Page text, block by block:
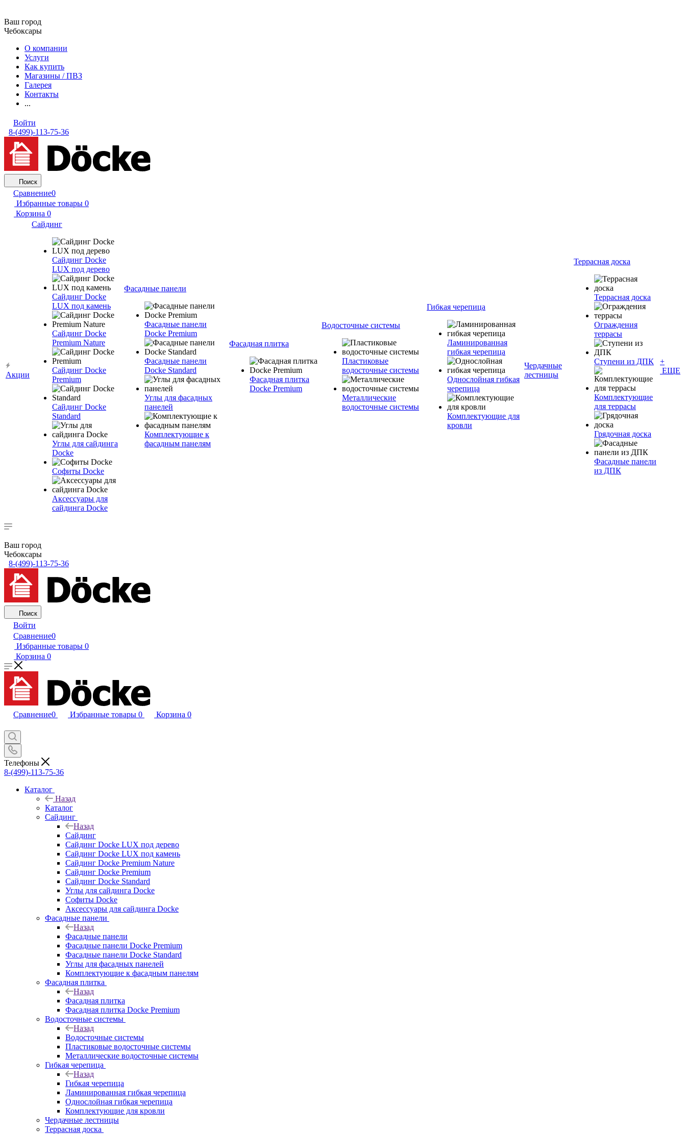
Ваш город
Чебоксары
О компании
Услуги
Как купить
Магазины / ПВЗ
Галерея
Контакты
...
Войти
8-(499)-113-75-36
Поиск
Сравнение0
Избранные товары 0
Корзина 0
Акции
Сайдинг
Сайдинг Docke
LUX под дерево
Сайдинг Docke
LUX под камень
Сайдинг Docke
Premium Nature
Сайдинг Docke
Premium
Сайдинг Docke
Standard
Углы для сайдинга
Docke
Софиты Docke
Аксессуары для
сайдинга Docke
Фасадные панели
Фасадные панели
Docke Premium
Фасадные панели
Docke Standard
Углы для фасадных
панелей
Комплектующие к
фасадным панелям
Фасадная плитка
Фасадная плитка
Docke Premium
Водосточные системы
Пластиковые
водосточные системы
Металлические
водосточные системы
Гибкая черепица
Ламинированная
гибкая черепица
Однослойная гибкая
черепица
Комплектующие для
кровли
Чердачные
лестницы
Террасная доска
Террасная доска
Ограждения
террасы
Ступени из ДПК
Комплектующие
для террасы
Грядочная доска
Фасадные панели
из ДПК
+
ЕЩЕ
Ваш город
Чебоксары
8-(499)-113-75-36
Поиск
Войти
Сравнение0
Избранные товары 0
Корзина 0
Сравнение0 Избранные товары 0 Корзина 0
Телефоны
8-(499)-113-75-36
Каталог
Назад
Каталог
Сайдинг
Назад
Сайдинг
Сайдинг Docke LUX под дерево
Сайдинг Docke LUX под камень
Сайдинг Docke Premium Nature
Сайдинг Docke Premium
Сайдинг Docke Standard
Углы для сайдинга Docke
Софиты Docke
Аксессуары для сайдинга Docke
Фасадные панели
Назад
Фасадные панели
Фасадные панели Docke Premium
Фасадные панели Docke Standard
Углы для фасадных панелей
Комплектующие к фасадным панелям
Фасадная плитка
Назад
Фасадная плитка
Фасадная плитка Docke Premium
Водосточные системы
Назад
Водосточные системы
Пластиковые водосточные системы
Металлические водосточные системы
Гибкая черепица
Назад
Гибкая черепица
Ламинированная гибкая черепица
Однослойная гибкая черепица
Комплектующие для кровли
Чердачные лестницы
Террасная доска